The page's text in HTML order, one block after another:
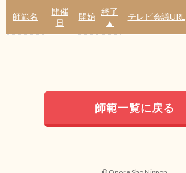
師範名
開催
日
開始
終了
▲
テレビ会議URL
師範一覧に戻る